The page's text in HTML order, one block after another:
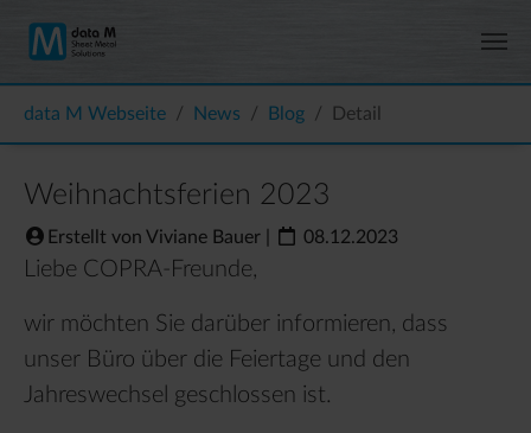
data M Webseite
News Blog Detail
Weihnachtsferien 2023
Erstellt von Viviane Bauer 08.12.2023
Liebe COPRA-Freunde,
wir möchten Sie darüber informieren, dass
unser Büro über die Feiertage und den
Jahreswechsel geschlossen ist.